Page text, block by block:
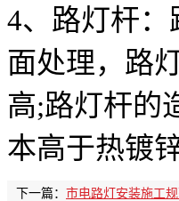
4、路灯杆
面处理，路
高;路灯杆的
本高于热镀
下一篇： 市电路灯安装施工